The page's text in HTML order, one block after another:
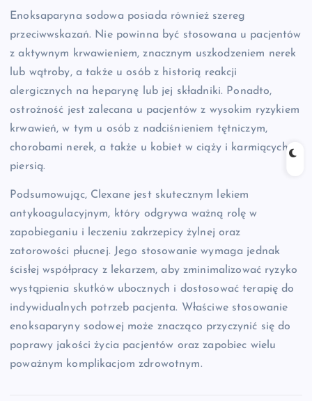
Enoksaparyna sodowa posiada również szereg
przeciwwskazań. Nie powinna być stosowana u pacjentów
z aktywnym krwawieniem, znacznym uszkodzeniem nerek
lub wątroby, a także u osób z historią reakcji
alergicznych na heparynę lub jej składniki. Ponadto,
ostrożność jest zalecana u pacjentów z wysokim ryzykiem
krwawień, w tym u osób z nadciśnieniem tętniczym,
chorobami nerek, a także u kobiet w ciąży i karmiących
piersią.
Podsumowując, Clexane jest skutecznym lekiem
antykoagulacyjnym, który odgrywa ważną rolę w
zapobieganiu i leczeniu zakrzepicy żylnej oraz
zatorowości płucnej. Jego stosowanie wymaga jednak
ścisłej współpracy z lekarzem, aby zminimalizować ryzyko
wystąpienia skutków ubocznych i dostosować terapię do
indywidualnych potrzeb pacjenta. Właściwe stosowanie
enoksaparyny sodowej może znacząco przyczynić się do
poprawy jakości życia pacjentów oraz zapobiec wielu
poważnym komplikacjom zdrowotnym.